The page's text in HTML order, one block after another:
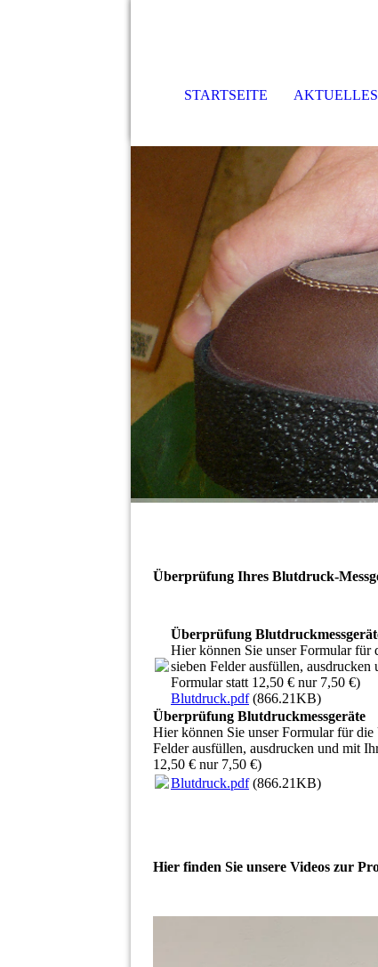
STARTSEITE AKTUELLES
Überprüfung Ihres Blutdruck-
Überprüfung
Hier können Sie unser Formular für
sieben Felder ausfüllen,
Formular statt 12,50 € nur 7,50 €)
Blutdruck.pdf(866.21KB)
Überprüfung Blutdruckmessgeräte
Hier können Sie unser Formular für
Felder ausfüllen, ausdrucken und mit
12,50 € nur 7,50 €)
Blutdruck.pdf(866.21KB)
Hier finden Sie unsere Videos zur